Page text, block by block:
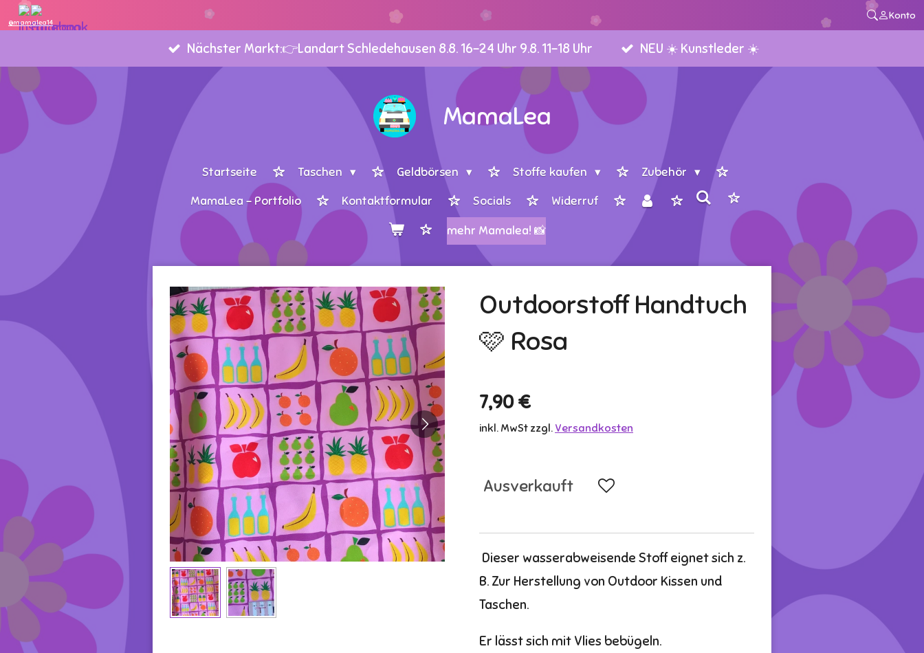
@mamalea14
Konto
Zum
springen
Nächster Markt:👉Landart Schledehausen 8.8. 16-24 Uhr 9.8. 11-18 Uhr NEU ☀️ Kunstleder ☀️
MamaLea
Startseite Taschen Geldbörsen Stoffe kaufen
Zubehör
MamaLea - Portfolio
Kontaktformular Socials Widerruf
mehr Mamalea! 📸
Outdoorstoff Handtuch
🩷 Rosa
7,90 €
inkl. MwSt zzgl. Versandkosten
Ausverkauft
Dieser wasserabweisende Stoff eignet sich z.
B. Zur Herstellung von Outdoor Kissen und
Taschen.
Er lässt sich mit Vlies bebügeln.